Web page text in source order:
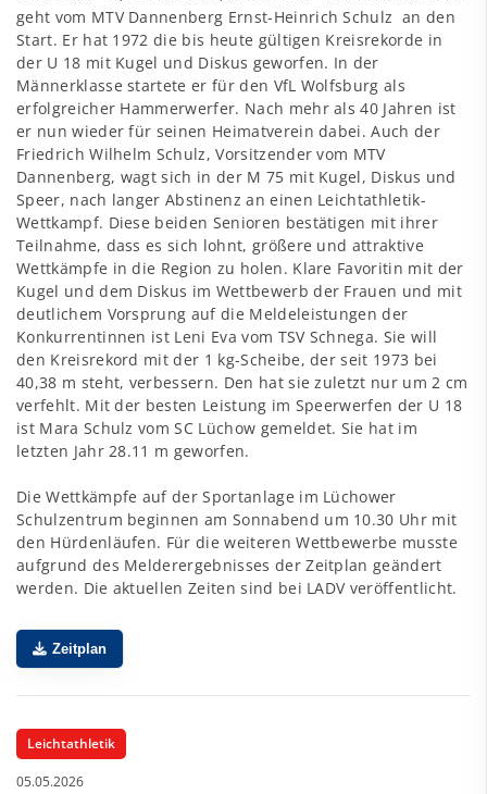
geht vom MTV Dannenberg Ernst-Heinrich Schulz an den
Start. Er hat 1972 die bis heute gültigen Kreisrekorde in
der U 18 mit Kugel und Diskus geworfen. In der
Männerklasse startete er für den VfL Wolfsburg als
erfolgreicher Hammerwerfer. Nach mehr als 40 Jahren ist
er nun wieder für seinen Heimatverein dabei. Auch der
Friedrich Wilhelm Schulz, Vorsitzender vom MTV
Dannenberg, wagt sich in der M 75 mit Kugel, Diskus und
Speer, nach langer Abstinenz an einen Leichtathletik-
Wettkampf. Diese beiden Senioren bestätigen mit ihrer
Teilnahme, dass es sich lohnt, größere und attraktive
Wettkämpfe in die Region zu holen. Klare Favoritin mit der
Kugel und dem Diskus im Wettbewerb der Frauen und mit
deutlichem Vorsprung auf die Meldeleistungen der
Konkurrentinnen ist Leni Eva vom TSV Schnega. Sie will
den Kreisrekord mit der 1 kg-Scheibe, der seit 1973 bei
40,38 m steht, verbessern. Den hat sie zuletzt nur um 2 cm
verfehlt. Mit der besten Leistung im Speerwerfen der U 18
ist Mara Schulz vom SC Lüchow gemeldet. Sie hat im
letzten Jahr 28.11 m geworfen.
Die Wettkämpfe auf der Sportanlage im Lüchower
Schulzentrum beginnen am Sonnabend um 10.30 Uhr mit
den Hürdenläufen. Für die weiteren Wettbewerbe musste
aufgrund des Melderergebnisses der Zeitplan geändert
werden. Die aktuellen Zeiten sind bei LADV veröffentlicht.
Zeitplan
Leichtathletik
05.05.2026